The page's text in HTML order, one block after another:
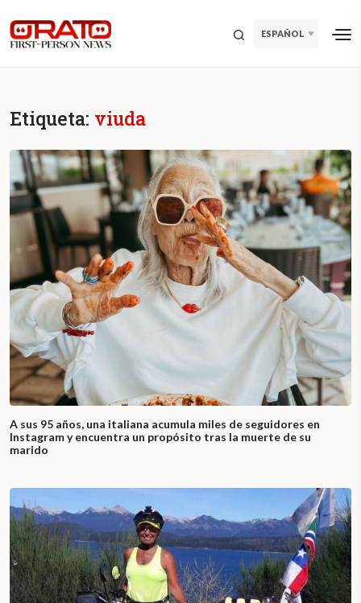
ESPAÑOL
Etiqueta: viuda
A sus 95 años, una italiana acumula miles de seguidores en
Instagram y encuentra un propósito tras la muerte de su
marido